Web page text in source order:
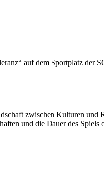
auf dem Sportplatz der
zwischen Kulturen und
und die Dauer des Spiels